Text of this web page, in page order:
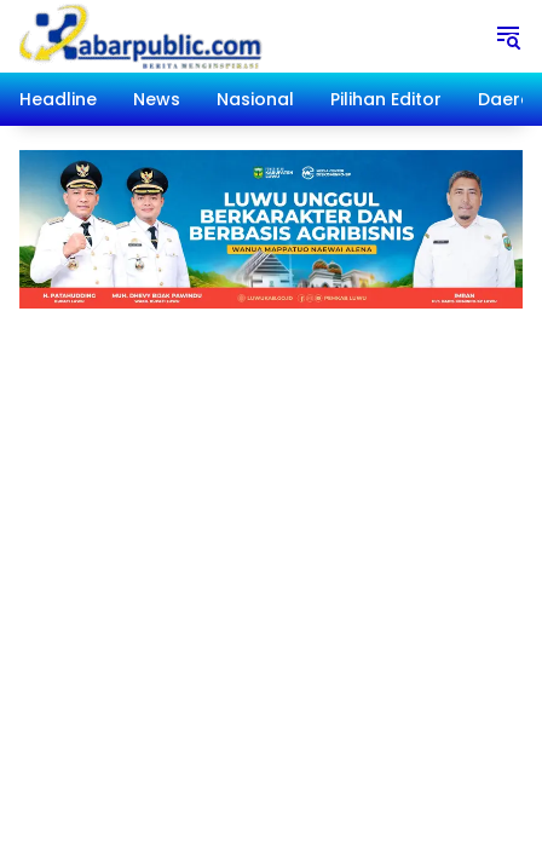
Langsung
konten
Headline
News Nasional Pilihan Editor Daerah